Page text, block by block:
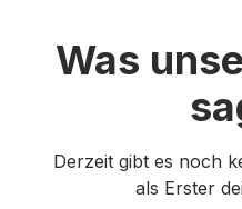
Was
Derzeit gibt es noch
als Erster